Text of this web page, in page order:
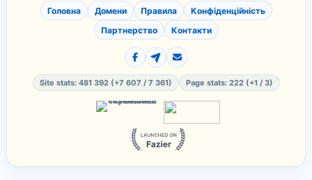
Головна Домени Правила
Конфіденційність
Партнерство
Контакти
Site stats: 481 392 (+7 607 / 7 361) Page stats: 222 (+1 / 3)